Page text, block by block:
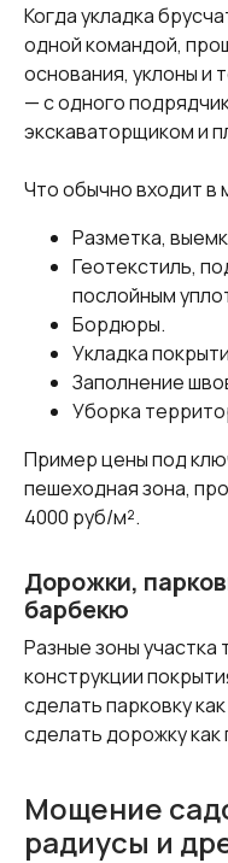
Когда укладка
одной командой,
основания, уклоны и
— с одного
экскаваторщиком и
Что обычно входит
Разметка,
Геотекстиль,
послойным
Бордюры.
Укладка
Заполнение
Уборка
Пример цены под
пешеходная зона,
4000 руб/м².
Дорожки,
барбекю
Разные зоны
конструкции
сделать парковку
сделать дорожку
Мощение
радиусы и